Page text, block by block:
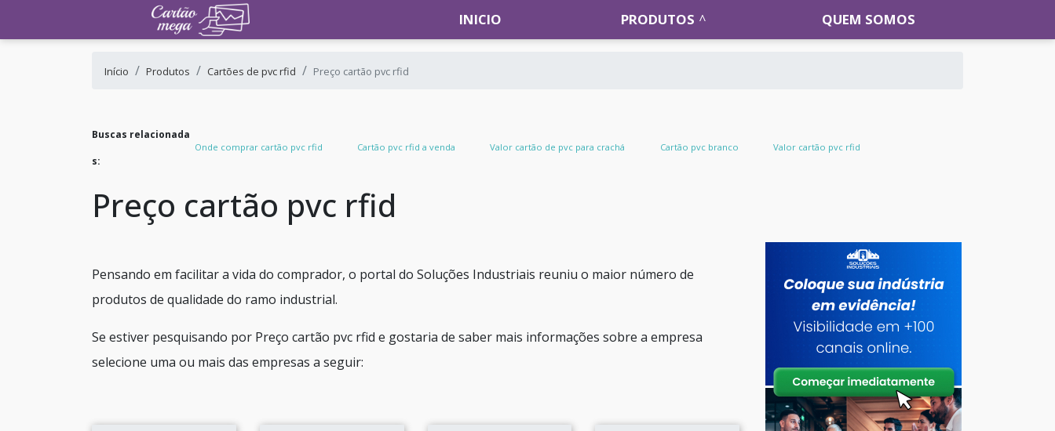
INICIO PRODUTOS QUEM SOMOS
Início Produtos Cartões de pvc rfid Preço cartão pvc rfid
Buscas relacionada
s:
Onde comprar cartão pvc rfid Cartão pvc rfid a venda Valor cartão de pvc para crachá Cartão pvc branco Valor cartão pvc rfid
Preço cartão pvc rfid
Pensando em facilitar a vida do comprador, o portal do Soluções Industriais reuniu o maior número de
produtos de qualidade do ramo industrial.
Se estiver pesquisando por Preço cartão pvc rfid e gostaria de saber mais informações sobre a empresa
selecione uma ou mais das empresas a seguir: